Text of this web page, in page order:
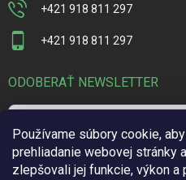
Používame súbory cookie,
prehliadanie webovej stránky
zlepšovali jej funkcie, výkon a
+421 918 811 297
+421 918 811 297
ODOBERAŤ NEWSLETTER
Vložením e-mailu súhlasíte s